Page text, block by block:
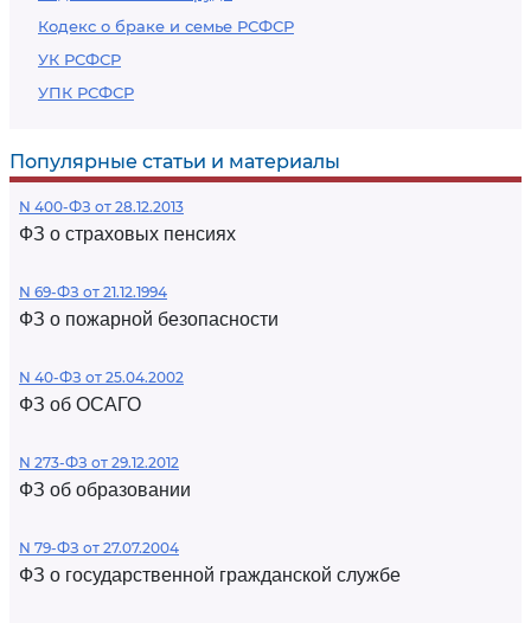
Кодекс о браке и семье РСФСР
УК РСФСР
УПК РСФСР
Популярные статьи и материалы
N 400-ФЗ от 28.12.2013
ФЗ о страховых пенсиях
N 69-ФЗ от 21.12.1994
ФЗ о пожарной безопасности
N 40-ФЗ от 25.04.2002
ФЗ об ОСАГО
N 273-ФЗ от 29.12.2012
ФЗ об образовании
N 79-ФЗ от 27.07.2004
ФЗ о государственной гражданской службе